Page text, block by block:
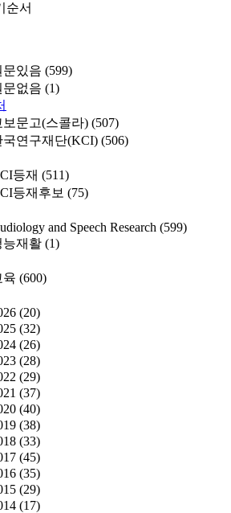
순서
문있음 (599)
문없음 (1)
보문고(스콜라) (507)
국연구재단(KCI) (506)
등재 (511)
등재후보 (75)
and Speech Research (599)
능재활 (1)
육 (600)
(20)
(32)
(26)
(28)
(29)
(37)
(40)
(38)
(33)
(45)
(35)
(29)
(17)